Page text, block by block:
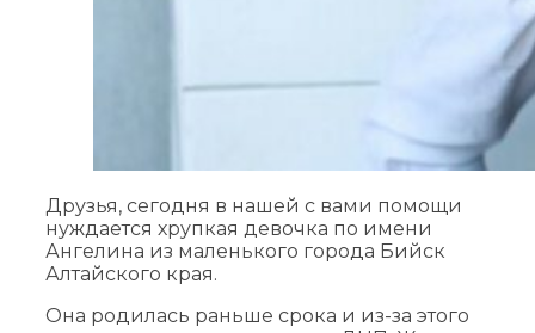
Друзья, сегодня в нашей с вами помощи
нуждается хрупкая девочка по имени
Ангелина из маленького города Бийск
Алтайского края.
Она родилась раньше срока и из-за этого